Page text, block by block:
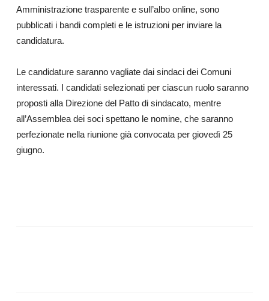
Amministrazione trasparente e sull’albo online, sono
pubblicati i bandi completi e le istruzioni per inviare la
candidatura.
Le candidature saranno vagliate dai sindaci dei Comuni
interessati. I candidati selezionati per ciascun ruolo saranno
proposti alla Direzione del Patto di sindacato, mentre
all’Assemblea dei soci spettano le nomine, che saranno
perfezionate nella riunione già convocata per giovedì 25
giugno.